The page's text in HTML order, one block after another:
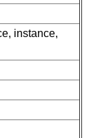
instance,